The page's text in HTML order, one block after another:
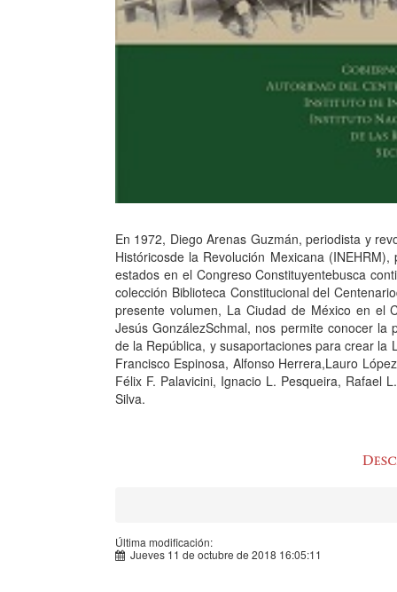
En 1972, Diego Arenas Guzmán, periodista y
Históricosde la Revolución Mexicana
estados en el Congreso Constituyentebusca
colección Biblioteca Constitucional del
presente volumen, La Ciudad de México en el
Jesús GonzálezSchmal, nos permite conocer
de la República, y susaportaciones para crear la
Francisco Espinosa, Alfonso Herrera,Lauro
Félix F. Palavicini, Ignacio L. Pesqueira, Rafael
Silva.
Última modificación:
Jueves 11 de octubre de 2018 16:05:11